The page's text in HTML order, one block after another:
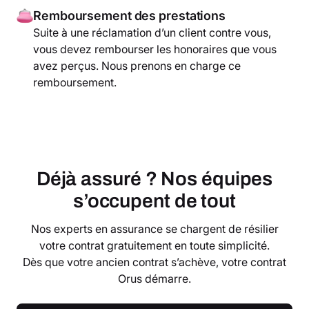
Remboursement des prestations
Suite à une réclamation d’un client contre vous,
vous devez rembourser les honoraires que vous
avez perçus. Nous prenons en charge ce
remboursement.
Déjà assuré ? Nos équipes
s’occupent de tout
Nos experts en assurance se chargent de résilier
votre contrat gratuitement en toute simplicité.
Dès que votre ancien contrat s’achève, votre contrat
Orus démarre.